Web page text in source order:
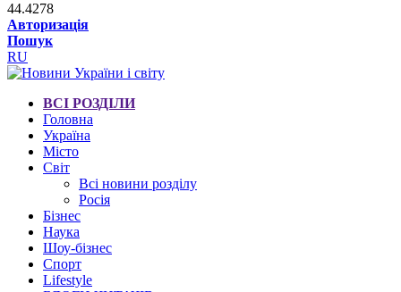
44.4278
Авторизація
Пошук
RU
ВСІ РОЗДІЛИ
Головна
Україна
Місто
Світ
Всі новини розділу
Росія
Бізнес
Наука
Шоу-бізнес
Спорт
Lifestyle